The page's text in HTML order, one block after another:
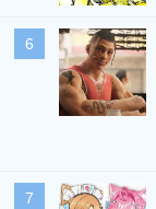
6
7